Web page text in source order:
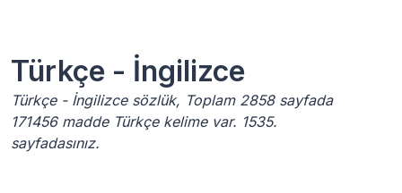
Türkçe - İngilizce
Türkçe - İngilizce sözlük, Toplam 2858 sayfada
171456 madde Türkçe kelime var. 1535.
sayfadasınız.